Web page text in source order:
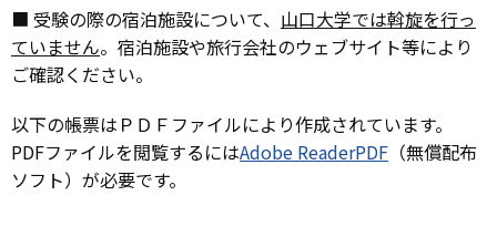
■ 受験の際の宿泊施設について、 山口大学では斡旋を行っ
ていません。宿泊施設や旅行会社のウェブサイト等により
ご確認ください。
以下の帳票はＰＤＦファイルにより作成されています。
PDFファイルを閲覧するにはAdobe ReaderPDF （無償配布
ソフト）が必要です。